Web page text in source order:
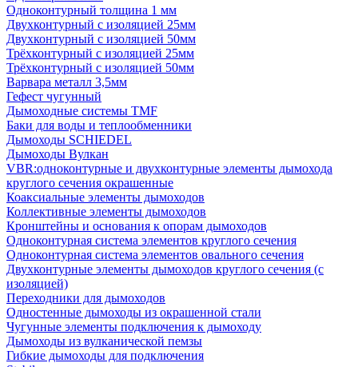
Одноконтурный толщина 1 мм
Двухконтурный с изоляцией 25мм
Двухконтурный с изоляцией 50мм
Трёхконтурный с изоляцией 25мм
Трёхконтурный с изоляцией 50мм
Варвара металл 3,5мм
Гефест чугунный
Дымоходные системы TMF
Баки для воды и теплообменники
Дымоходы SCHIEDEL
Дымоходы Вулкан
VBR:одноконтурные и двухконтурные элементы дымохода
круглого сечения окрашенные
Коаксиальные элементы дымоходов
Коллективные элементы дымоходов
Кронштейны и основания к опорам дымоходов
Одноконтурная система элементов круглого сечения
Одноконтурная система элементов овального сечения
Двухконтурные элементы дымоходов круглого сечения (с
изоляцией)
Переходники для дымоходов
Одностенные дымоходы из окрашенной стали
Чугунные элементы подключения к дымоходу
Дымоходы из вулканической пемзы
Гибкие дымоходы для подключения